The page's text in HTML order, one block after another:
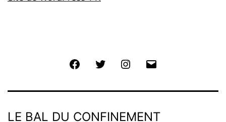
FacebookTwitter Instagram
LE BAL DU CONFINEMENT